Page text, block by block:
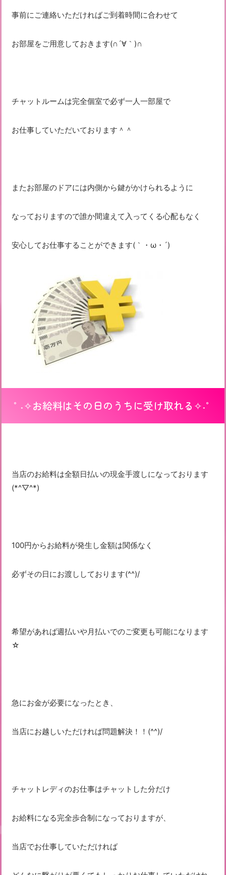
事前にご連絡いただければご到着時間に合わせて
お部屋をご用意しておきます(∩´∀｀)∩
チャットルームは完全個室で必ず一人一部屋で
お仕事していただいております＾＾
またお部屋のドアには内側から鍵がかけられるように
なっておりますので誰か間違えて入ってくる心配もなく
安心してお仕事することができます(｀・ω・´)ゞ
°˖✧お給料はその日のうちに受け取れる✧˖°
当店のお給料は全額日払いの現金手渡しになっております
(*^▽^*)
100円からお給料が発生し金額は関係なく
必ずその日にお渡ししております(^^)/
希望があれば週払いや月払いでのご変更も可能になります
☆
急にお金が必要になったとき、
当店にお越しいただければ問題解決！！(^^)/
チャットレディのお仕事はチャットした分だけ
お給料になる完全歩合制になっておりますが、
当店でお仕事していただければ